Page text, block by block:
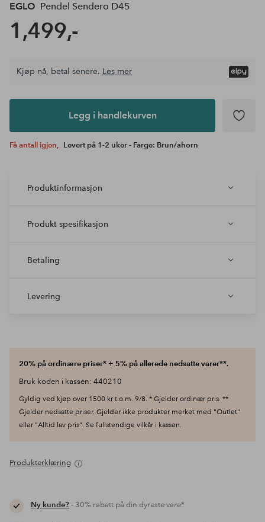
EGLO Pendel Sendero D45
1,499,-
Legg i
Kjøp nå, betal senere. Les mer
Legg i handlekurven
Få antall igjen, Levert på 1-2 uker - Farge: Brun/ahorn
Produktinformasjon
Produkt spesifikasjon
Betaling
Levering
20% på ordinære priser* + 5% på allerede nedsatte varer**.
Bruk koden i kassen: 440210
Gyldig ved kjøp over 1500 kr t.o.m. 9/8. * Gjelder ordinær pris. **
Gjelder nedsatte priser. Gjelder ikke produkter merket med "Outlet"
eller "Alltid lav pris". Se fullstendige vilkår i kassen.
Produkterklæring
Ny kunde?- 30% rabatt på din dyreste vare*